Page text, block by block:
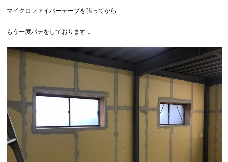
マイクロファイバーテープを張ってから
もう一度パテをしております 。